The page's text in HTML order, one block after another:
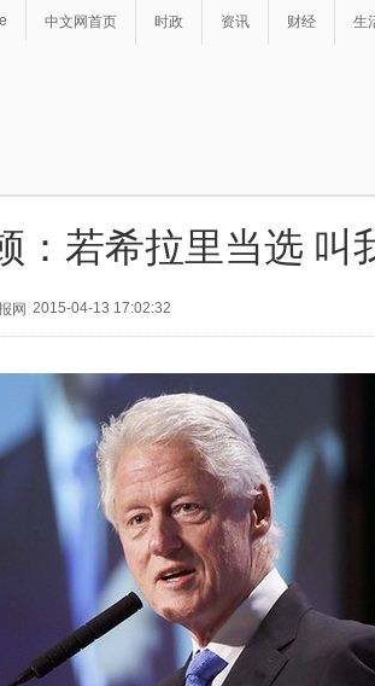
中文网首页 时政 资讯 财经 生
：若希拉里当选 叫
网 2015-04-13 17:02:32